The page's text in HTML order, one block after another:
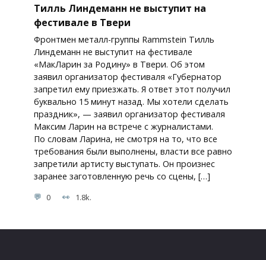
Тилль Линдеманн не выступит на
фестивале в Твери
Фронтмен металл-группы Rammstein Тилль
Линдеманн не выступит на фестивале
«МакЛарин за Родину» в Твери. Об этом
заявил организатор фестиваля «Губернатор
запретил ему приезжать. Я ответ этот получил
буквально 15 минут назад. Мы хотели сделать
праздник», — заявил организатор фестиваля
Максим Ларин на встрече с журналистами.
По словам Ларина, не смотря на то, что все
требования были выполнены, власти все равно
запретили артисту выступать. Он произнес
заранее заготовленную речь со сцены, […]
0 1.8k.